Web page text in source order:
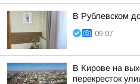
В Рублевском
09:07
В Кирове на
перекресток